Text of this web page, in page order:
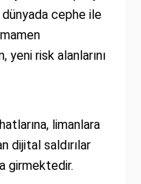
cephe ile
yeni risk alanlarını
limanlara
dijital saldırılar
girmektedir.